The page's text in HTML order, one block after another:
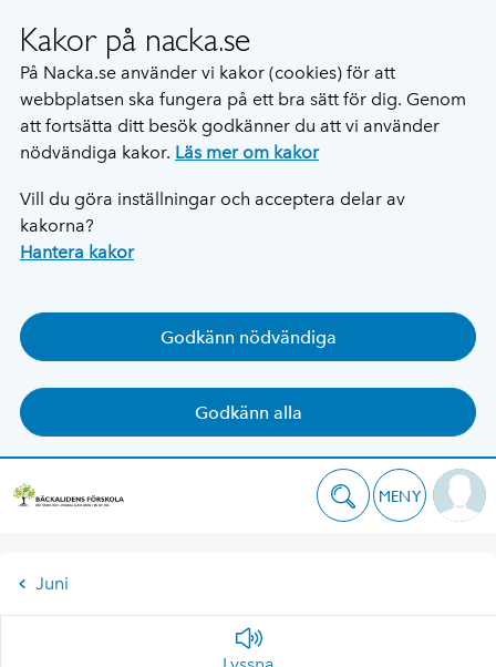
Kakor på nacka.se
På Nacka.se använder vi kakor (cookies) för att
webbplatsen ska fungera på ett bra sätt för dig. Genom
att fortsätta ditt besök godkänner du att vi använder
nödvändiga kakor. Läs mer om kakor
Vill du göra inställningar och acceptera delar av
kakorna?
Hantera kakor
Godkänn nödvändiga
Godkänn alla
MENY
Juni